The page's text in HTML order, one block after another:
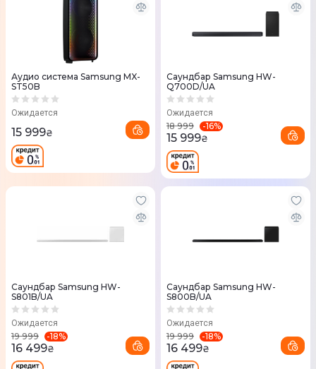
Аудио система Samsung MX-
ST50B
Ожидается
15 999₴
Саундбар Samsung HW-
Q700D/UA
Ожидается
18 999 -16%
15 999₴
Саундбар Samsung HW-
S801B/UA
Ожидается
19 999 -18%
16 499₴
Саундбар Samsung HW-
S800B/UA
Ожидается
19 999 -18%
16 499₴